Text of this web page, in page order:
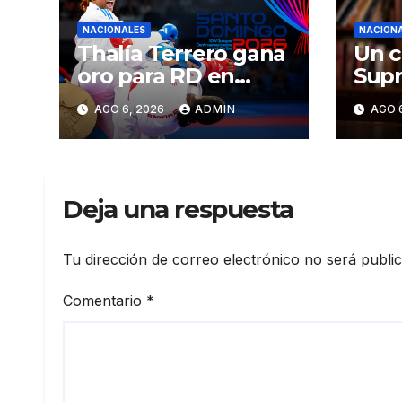
NACIONALES
Thalía Terrero gana
oro para RD en
karate kumite -55
kg en Santo
Domingo 2026
AGO 6, 2026 ADMIN
Un
serAGO
Deja una respuesta
Tu dirección de correo electrónico no será
Comentario *